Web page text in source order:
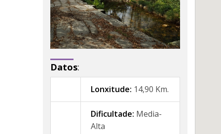
Datos:
Lonxitude: 14,90 Km.
Dificultade: Media-
Alta